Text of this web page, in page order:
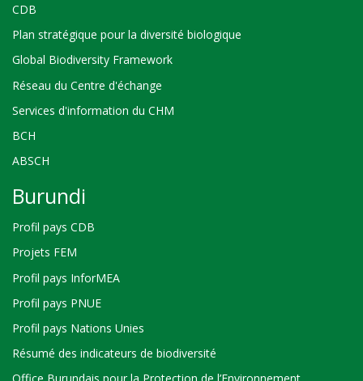
CDB
Plan stratégique pour la diversité biologique
Global Biodiversity Framework
Réseau du Centre d'échange
Services d'information du CHM
BCH
ABSCH
Burundi
Profil pays CDB
Projets FEM
Profil pays InforMEA
Profil pays PNUE
Profil pays Nations Unies
Résumé des indicateurs de biodiversité